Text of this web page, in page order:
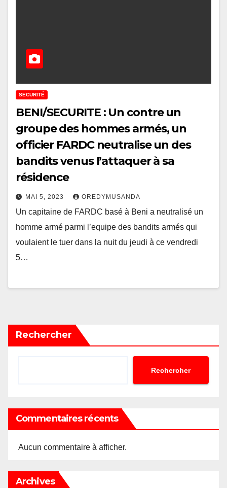
SECURITÉ
BENI/SECURITE : Un contre un
groupe des hommes armés, un
officier FARDC neutralise un des
bandits venus l’attaquer à sa
résidence
MAI 5, 2023 OREDYMUSANDA
Un capitaine de FARDC basé à Beni a neutralisé un
homme armé parmi l’equipe des bandits armés qui
voulaient le tuer dans la nuit du jeudi à ce vendredi
5…
Rechercher
Rechercher
Commentaires récents
Aucun commentaire à afficher.
Archives